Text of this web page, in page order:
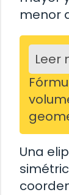
menor
Leer
Una